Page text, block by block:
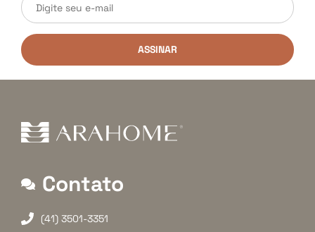
ASSINAR
Contato
(41) 3501-3351